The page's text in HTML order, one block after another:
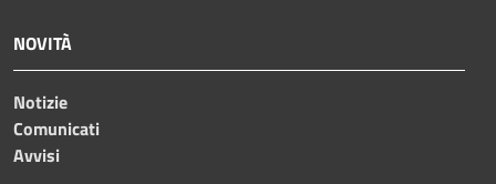
NOVITÀ
Notizie
Comunicati
Avvisi